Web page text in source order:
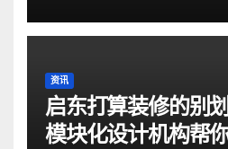
资讯
启东打算装修的别
模块化设计机构帮